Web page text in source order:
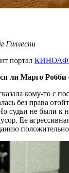
Гиллеспи
портал
ли Марго
кому-то с
без права
судьи не были к
Ее